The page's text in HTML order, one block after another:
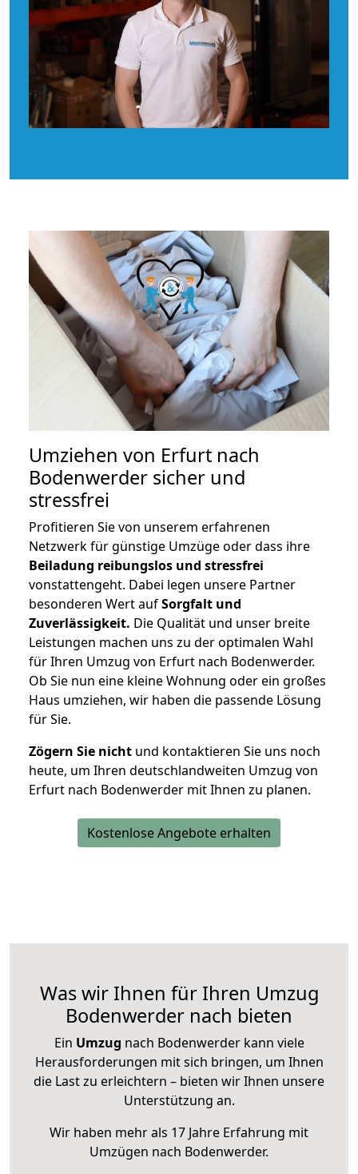
Umziehen von Erfurt nach
Bodenwerder sicher und
stressfrei
Profitieren Sie von unserem erfahrenen
Netzwerk für günstige Umzüge oder dass ihre
Beiladung reibungslos und stressfrei
vonstattengeht. Dabei legen unsere Partner
besonderen Wert aufSorgfalt und
Zuverlässigkeit. Die Qualität und unser breite
Leistungen machen uns zu der optimalen Wahl
für Ihren Umzug von Erfurt nach Bodenwerder.
Ob Sie nun eine kleine Wohnung oder ein großes
Haus umziehen, wir haben die passende Lösung
für Sie.
Zögern Sie nicht und kontaktieren Sie uns noch
heute, um Ihren deutschlandweiten Umzug von
Erfurt nach Bodenwerder mit Ihnen zu planen.
Kostenlose Angebote erhalten
Was wir Ihnen für Ihren Umzug
Bodenwerder nach bieten
Ein Umzug nach Bodenwerder kann viele
Herausforderungen mit sich bringen, um Ihnen
die Last zu erleichtern – bieten wir Ihnen unsere
Unterstützung an.
Wir haben mehr als 17 Jahre Erfahrung mit
Umzügen nach Bodenwerder.